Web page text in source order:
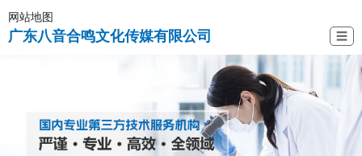
网站地图
广东八音合鸣文化传媒有限公司 ☰